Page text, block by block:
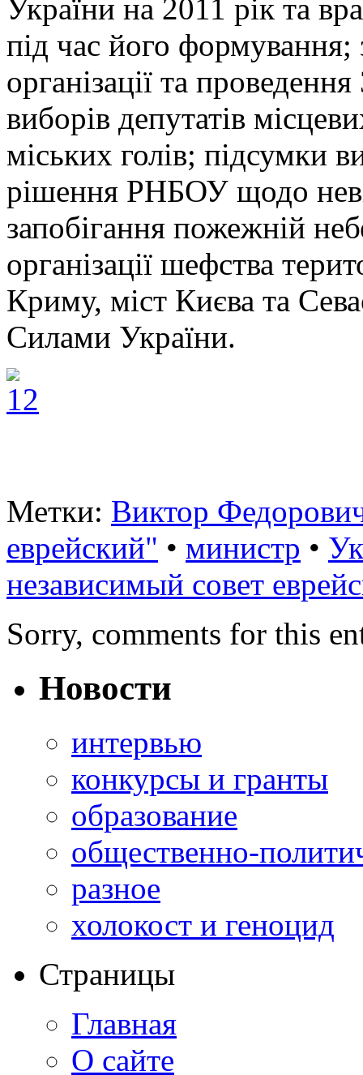
України на 2011 рік та
під час його формування;
організації та
виборів депутатів
міських голів; підсумки
рішення РНБОУ щодо
запобігання пожежній
організації шефства
Криму, міст Києва та
Силами України.
Метки: Виктор
еврейский" • министр •
независимый совет
Sorry, comments for this
Новости
интервью
конкурсы и гранты
образование
общественно-
разное
холокост и геноцид
Страницы
Главная
О сайте